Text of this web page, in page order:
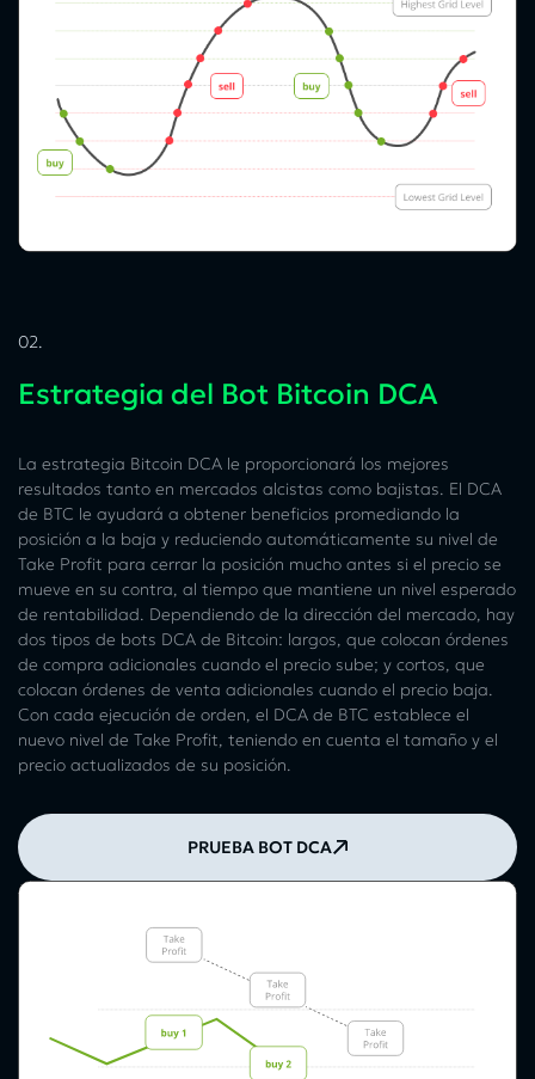
02.
Estrategia del Bot Bitcoin DCA
La estrategia Bitcoin DCA le proporcionará los mejores
resultados tanto en mercados alcistas como bajistas. El DCA
de BTC le ayudará a obtener beneficios promediando la
posición a la baja y reduciendo automáticamente su nivel de
Take Profit para cerrar la posición mucho antes si el precio se
mueve en su contra, al tiempo que mantiene un nivel esperado
de rentabilidad. Dependiendo de la dirección del mercado, hay
dos tipos de bots DCA de Bitcoin: largos, que colocan órdenes
de compra adicionales cuando el precio sube; y cortos, que
colocan órdenes de venta adicionales cuando el precio baja.
Con cada ejecución de orden, el DCA de BTC establece el
nuevo nivel de Take Profit, teniendo en cuenta el tamaño y el
precio actualizados de su posición.
PRUEBA BOT DCA